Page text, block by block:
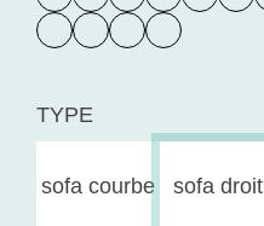
TYPE
sofa courbe sofa droit